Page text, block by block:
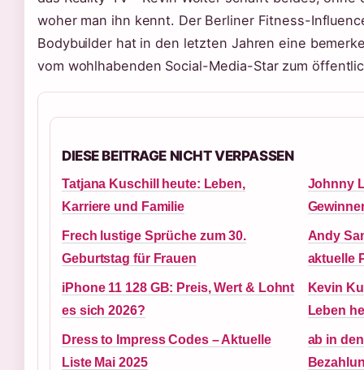
woher man ihn kennt. Der Berliner Fitness-
Bodybuilder hat in den letzten Jahren eine
vom wohlhabenden Social-Media-Star zum
DIESE BEITRAGE NICHT VERPASSEN
Tatjana Kuschill heute: Leben,
Karriere und Familie
Johnny
Frech lustige Sprüche zum 30.
Geburtstag für Frauen
Andy
aktuelle
iPhone 11 128 GB: Preis, Wert & Lohnt
es sich 2026?
Kevin
Leben
Dress to Impress Codes – Aktuelle
Liste Mai 2025
ab in